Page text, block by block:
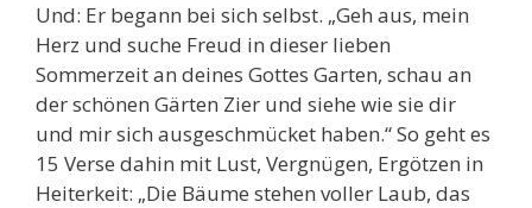
Und: Er begann bei sich selbst. „Geh aus, mein
Herz und suche Freud in dieser lieben
Sommerzeit an deines Gottes Garten, schau an
der schönen Gärten Zier und siehe wie sie dir
und mir sich ausgeschmücket haben.“ So geht es
15 Verse dahin mit Lust, Vergnügen, Ergötzen in
Heiterkeit: „Die Bäume stehen voller Laub, das